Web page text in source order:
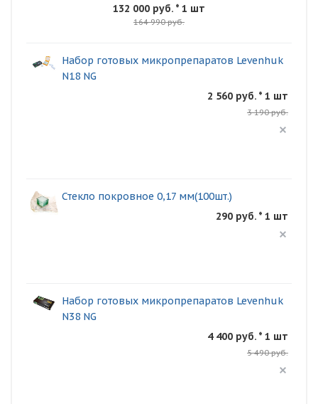
132 000 руб. * 1 шт
164 990 руб.
Набор готовых микропрепаратов Levenhuk
N18 NG
2 560 руб. * 1 шт
3 190 руб.
Стекло покровное 0,17 мм(100шт.)
290 руб. * 1 шт
Набор готовых микропрепаратов Levenhuk
N38 NG
4 400 руб. * 1 шт
5 490 руб.